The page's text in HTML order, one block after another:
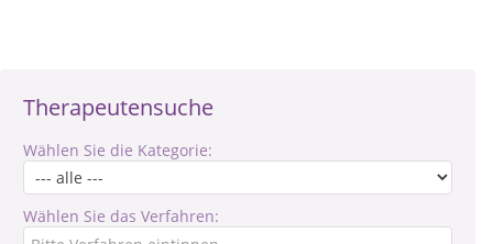
Therapeutensuche
Wählen Sie die Kategorie:
Wählen Sie das Verfahren: